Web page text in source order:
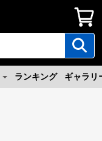
ランキング ギャラリ